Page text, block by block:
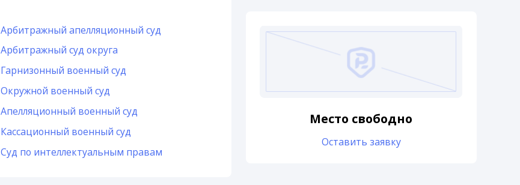
Арбитражный апелляционный суд
Арбитражный суд округа
Гарнизонный военный суд
Окружной военный суд
Апелляционный военный суд
Кассационный военный суд
Суд по интеллектуальным правам
Место свободно
Оставить заявку